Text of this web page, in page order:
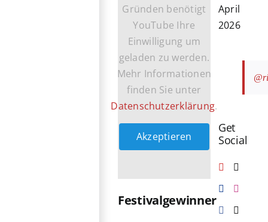
Gründen benötigt
YouTube Ihre
Einwilligung um
geladen zu werden.
Mehr Informationen
finden Sie unter
Datenschutzerklärung.
Akzeptieren
Festivalgewinner
April
2026
Get
Social